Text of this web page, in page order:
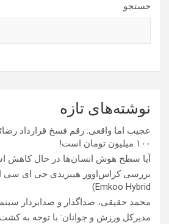
جستجو
نوشته‌های تازه
عجیب اما واقعی: رقم فسخ قرارداد
۱۰۰ میلیون تومان است!
آیا سطح هوش انسان‌ها در حال کاهش
Emkoo Hybrid)
محمد حقیقی، صداگذار و صدابردار
مدیرکل ورزش و جوانان: با توجه به